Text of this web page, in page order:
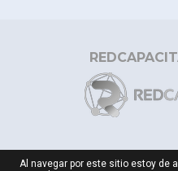
Al navegar por este sitio estoy de